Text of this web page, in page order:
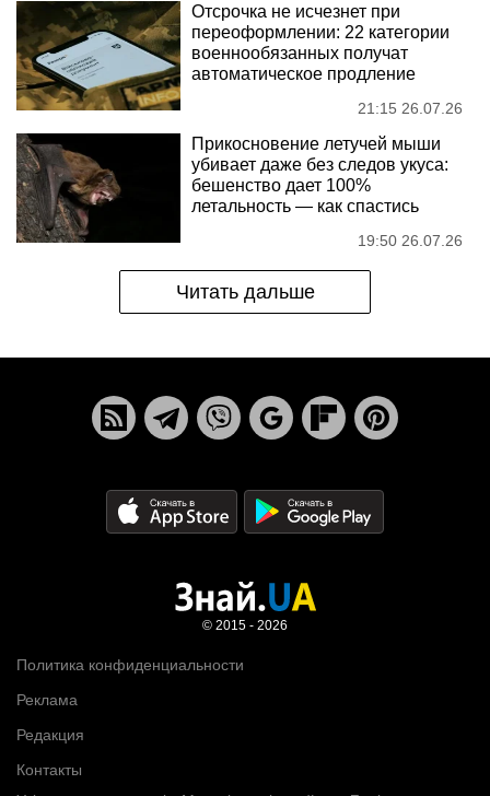
Отсрочка не исчезнет при
переоформлении: 22 категории
военнообязанных получат
автоматическое продление
21:15 26.07.26
Прикосновение летучей мыши
убивает даже без следов укуса:
бешенство дает 100%
летальность — как спастись
19:50 26.07.26
Читать дальше
Политика конфиденциальности
Реклама
Редакция
Контакты
© 2015 - 2026